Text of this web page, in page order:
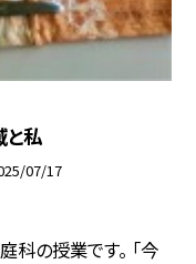
と私
07/17
科の授業です。 「今